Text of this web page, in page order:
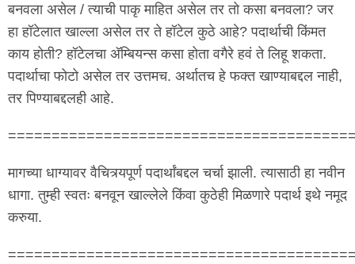
बनवला असेल / त्याची पाकृ माहित असेल तर तो कसा बनवला? जर
हा हॉटेलात खाल्ला असेल तर ते हॉटेल कुठे आहे? पदार्थाची किंमत
काय होती? हॉटेलचा अ‍ॅम्बियन्स कसा होता वगैरे हवं ते लिहू शकता.
पदार्थाचा फोटो असेल तर उत्तमच. अर्थातच हे फक्त खाण्याबद्दल नाही,
तर पिण्याबद्दलही आहे.
माग‌च्या धाग्याव‌र‌ वैचित्र्य‌पूर्ण‌ प‌दार्थांब‌द्द‌ल‌ च‌र्चा झाली. त्यासाठी हा न‌वीन‌
धागा. तुम्ही स्व‌त‌ः ब‌न‌वून‌ खाल्लेले किंवा कुठेही मिळ‌णारे प‌दार्थ‌ इथे न‌मूद‌
क‌रुया.